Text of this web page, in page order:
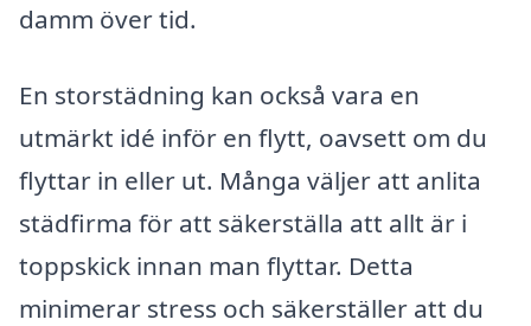
damm över tid.
En storstädning kan också vara en
utmärkt idé inför en flytt, oavsett om du
flyttar in eller ut. Många väljer att anlita
städfirma för att säkerställa att allt är i
toppskick innan man flyttar. Detta
minimerar stress och säkerställer att du